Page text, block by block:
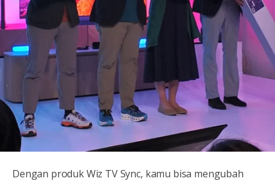
Dengan produk Wiz TV Sync, kamu bisa mengubah